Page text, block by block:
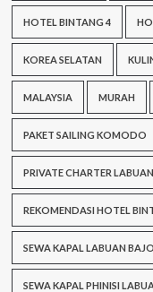
HOTEL BINTANG 4
KOREA SELATAN
MALAYSIA MURAH
PAKET SAILING KOMODO
PRIVATE CHARTER
REKOMENDASI HOTEL
SEWA KAPAL LABUAN BAJO
SEWA KAPAL PHINISI